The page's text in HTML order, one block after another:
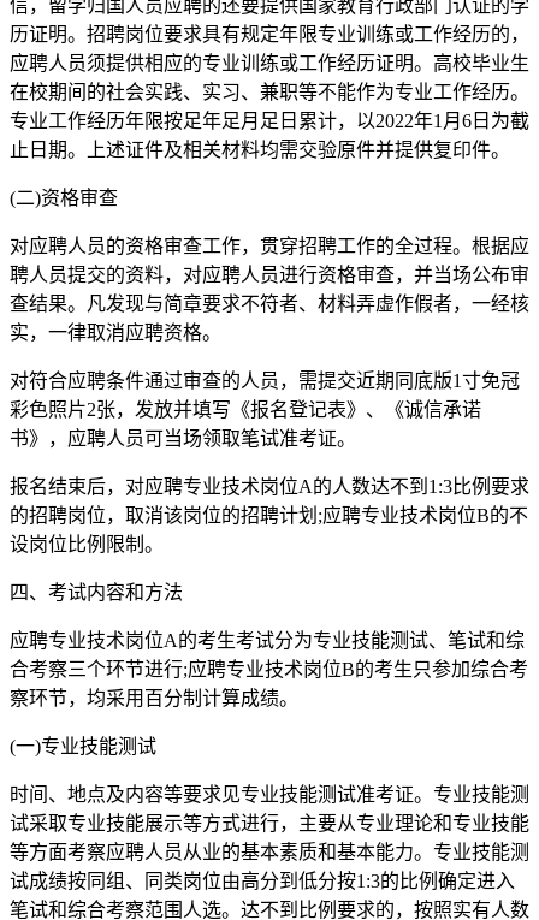
信，留学归国人员应聘的还要提供国家教育行政部门认证的学
历证明。招聘岗位要求具有规定年限专业训练或工作经历的，
应聘人员须提供相应的专业训练或工作经历证明。高校毕业生
在校期间的社会实践、实习、兼职等不能作为专业工作经历。
专业工作经历年限按足年足月足日累计，以2022年1月6日为截
止日期。上述证件及相关材料均需交验原件并提供复印件。
(二)资格审查
对应聘人员的资格审查工作，贯穿招聘工作的全过程。根据应
聘人员提交的资料，对应聘人员进行资格审查，并当场公布审
查结果。凡发现与简章要求不符者、材料弄虚作假者，一经核
实，一律取消应聘资格。
对符合应聘条件通过审查的人员，需提交近期同底版1寸免冠
彩色照片2张，发放并填写《报名登记表》、《诚信承诺
书》，应聘人员可当场领取笔试准考证。
报名结束后，对应聘专业技术岗位A的人数达不到1:3比例要求
的招聘岗位，取消该岗位的招聘计划;应聘专业技术岗位B的不
设岗位比例限制。
四、考试内容和方法
应聘专业技术岗位A的考生考试分为专业技能测试、笔试和综
合考察三个环节进行;应聘专业技术岗位B的考生只参加综合考
察环节，均采用百分制计算成绩。
(一)专业技能测试
时间、地点及内容等要求见专业技能测试准考证。专业技能测
试采取专业技能展示等方式进行，主要从专业理论和专业技能
等方面考察应聘人员从业的基本素质和基本能力。专业技能测
试成绩按同组、同类岗位由高分到低分按1:3的比例确定进入
笔试和综合考察范围人选。达不到比例要求的，按照实有人数